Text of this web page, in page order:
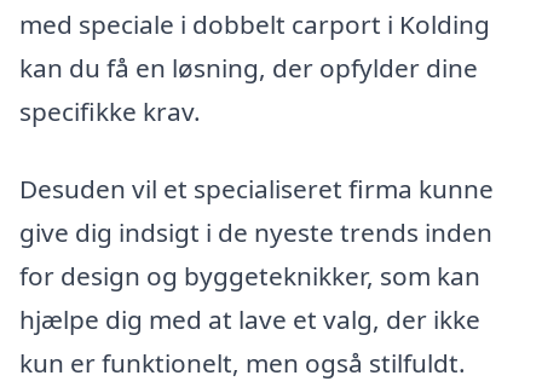
med speciale i dobbelt carport i Kolding
kan du få en løsning, der opfylder dine
specifikke krav.
Desuden vil et specialiseret firma kunne
give dig indsigt i de nyeste trends inden
for design og byggeteknikker, som kan
hjælpe dig med at lave et valg, der ikke
kun er funktionelt, men også stilfuldt.